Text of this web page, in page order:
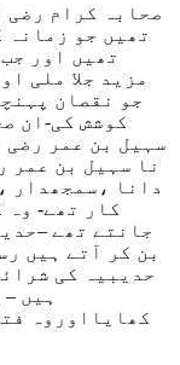
صحابہ کرام رضی
تھیں جو زمانہ
تھیں اور
مزید جلا ملی
جو نقصان
کوشش کی-ان
سہیل بن عمر رضی
نا سہیل بن عمر
دانا ،سمجھدار
کار تھے- وہ
جانتے تھے
بن کر آتے ہیں
حدیبیہ کی
ہیں
کھایااوروہ